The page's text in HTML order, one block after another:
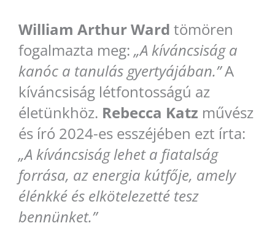
William Arthur Ward tömören
fogalmazta meg: „A kíváncsiság a
kanóc a tanulás gyertyájában.”A
kíváncsiság létfontosságú az
életünkhöz. Rebecca Katz művész
és író 2024-es esszéjében ezt írta:
„A kíváncsiság lehet a fiatalság
forrása, az energia kútfője, amely
élénkké és elkötelezetté tesz
bennünket.”